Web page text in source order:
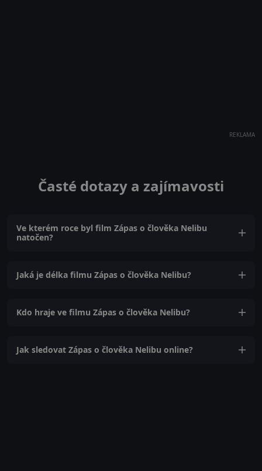
REKLAMA
Časté dotazy a zajímavosti
Ve kterém roce byl film Zápas o člověka Nelibu
natočen?
Jaká je délka filmu Zápas o člověka Nelibu?
Kdo hraje ve filmu Zápas o člověka Nelibu?
Jak sledovat Zápas o člověka Nelibu online?